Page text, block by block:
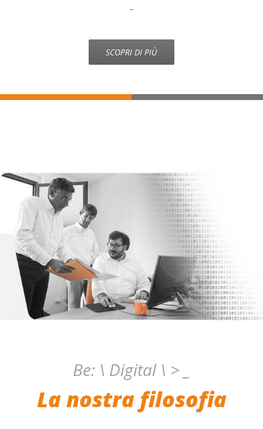
SCOPRI DI PIÙ
Be: \ Digital \ > _
La nostra filosofia